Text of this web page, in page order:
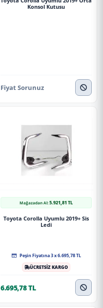
Konsol Kutusu
Fiyat Sorunuz
Mağazadan Al:5.921,81 TL
Toyota Corolla Uyumlu 2019+ Sis
Ledi
Peşin Fiyatına 3 x 6.695,78 TL
ÜCRETSİZ KARGO
6.695,78 TL